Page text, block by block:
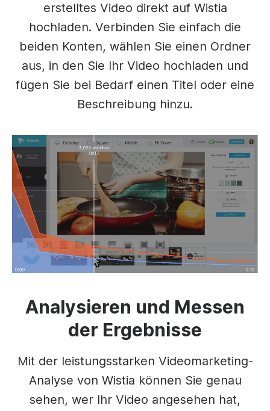
erstelltes Video direkt auf Wistia
hochladen. Verbinden Sie einfach die
beiden Konten, wählen Sie einen Ordner
aus, in den Sie Ihr Video hochladen und
fügen Sie bei Bedarf einen Titel oder eine
Beschreibung hinzu.
Analysieren und Messen
der Ergebnisse
Mit der leistungsstarken Videomarketing-
Analyse von Wistia können Sie genau
sehen, wer Ihr Video angesehen hat,